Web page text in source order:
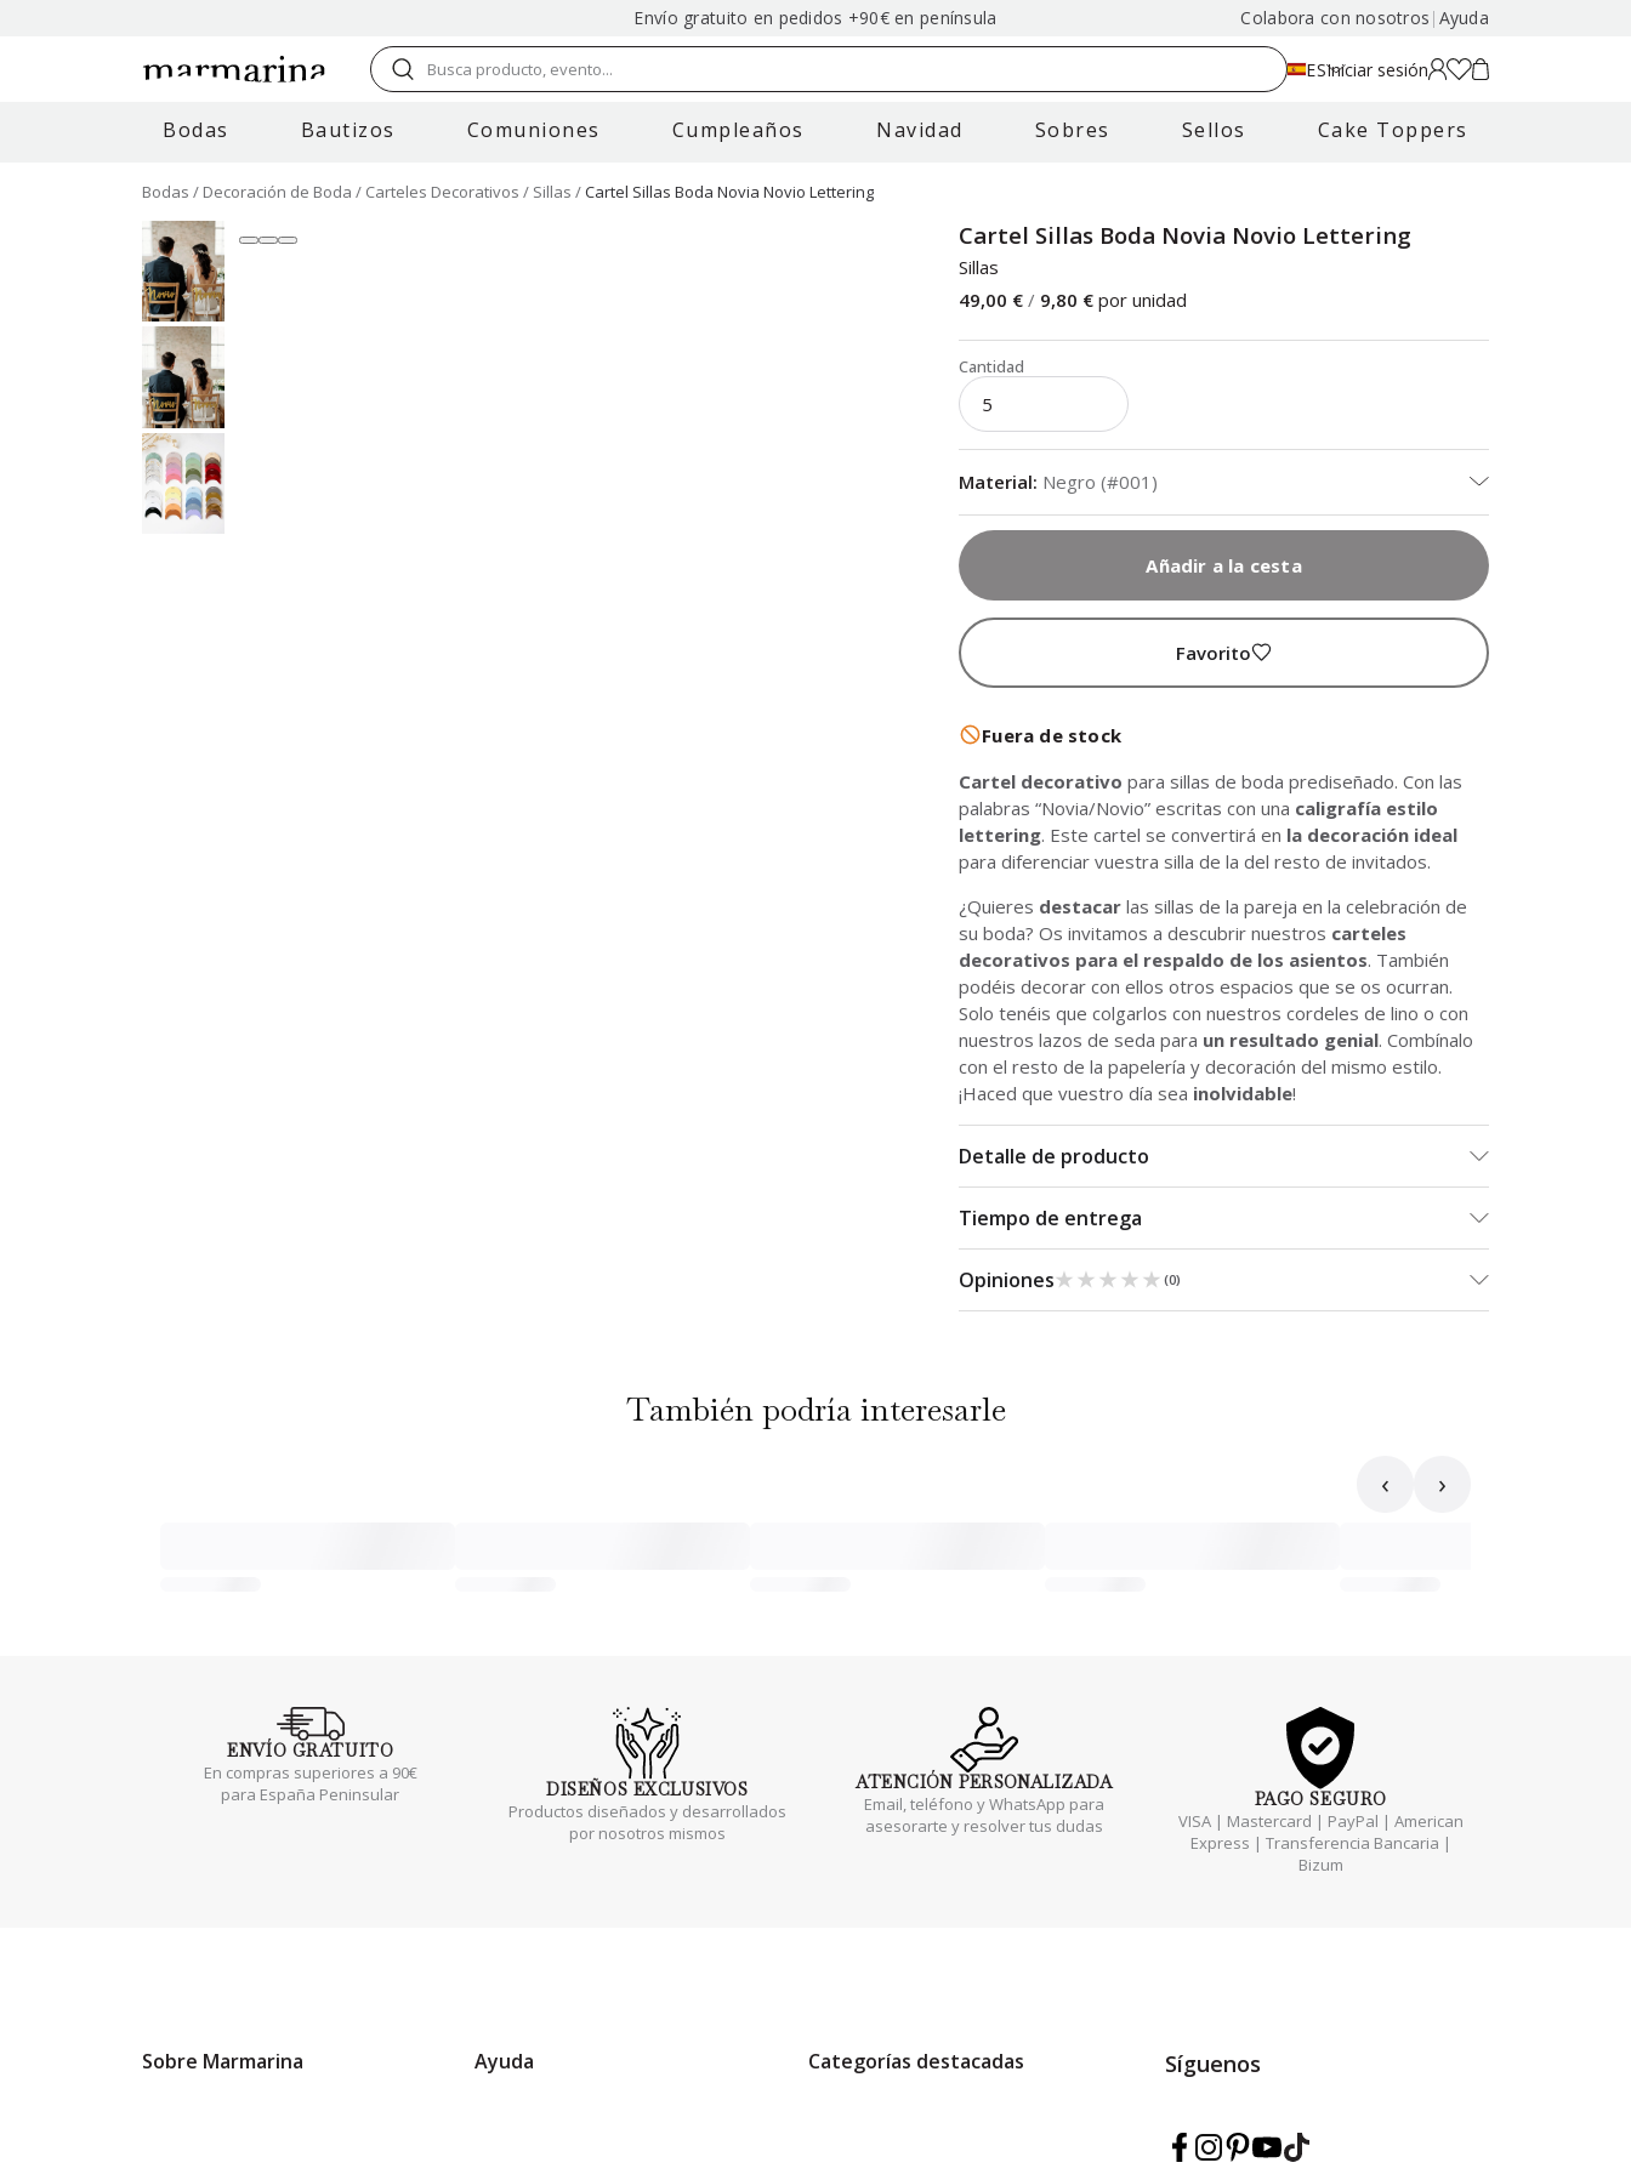
Envío gratuito en pedidos +90€ en península Colabora con nosotros | Ayuda
Busca producto, evento... ESIniciar sesión
Bodas Bautizos Comuniones Cumpleaños Navidad Sobres Sellos Cake Toppers
Bodas Decoración de Boda Carteles Decorativos Sillas Cartel Sillas Boda Novia Novio Lettering
Cartel Sillas Boda Novia Novio Lettering
Sillas
49,00 € / 9,80 € por unidad
Cantidad
Material: Negro (#001)
Añadir a la cesta
Favorito
Fuera de stock
Cartel decorativo para sillas de boda prediseñado. Con las
palabras “Novia/Novio” escritas con una caligrafía estilo
lettering. Este cartel se convertirá en la decoración ideal
para diferenciar vuestra silla de la del resto de invitados.
¿Quieres destacar las sillas de la pareja en la celebración de
su boda? Os invitamos a descubrir nuestros carteles
decorativos para el respaldo de los asientos. También
podéis decorar con ellos otros espacios que se os ocurran.
Solo tenéis que colgarlos con nuestros cordeles de lino o con
nuestros lazos de seda para un resultado genial. Combínalo
con el resto de la papelería y decoración del mismo estilo.
¡Haced que vuestro día sea inolvidable!
Detalle de producto
Tiempo de entrega
Opiniones★★★★★
★★★★★(0)
También podría interesarle
‹ ›
ENVÍO GRATUITO
En compras superiores a 90€
para España Peninsular
DISEÑOS EXCLUSIVOS
Productos diseñados y desarrollados
por nosotros mismos
ATENCIÓNPERSONALIZADA
Email, teléfono y WhatsApp para
asesorarte y resolver tus dudas
PAGOSEGURO
VISA | Mastercard | PayPal | American
Express | Transferencia Bancaria |
Bizum
Sobre Marmarina Ayuda Categorías destacadas Síguenos
Síguenos en Facebook — Marmarina
Síguenos en Instagram — Marmarina
Síguenos en Pinterest — Marmarina
Síguenos en YouTube — Marmarina
Síguenos en TikTok — Marmarina